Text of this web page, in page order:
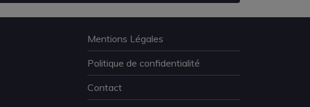
Mentions Légales
Politique de confidentialité
Contact